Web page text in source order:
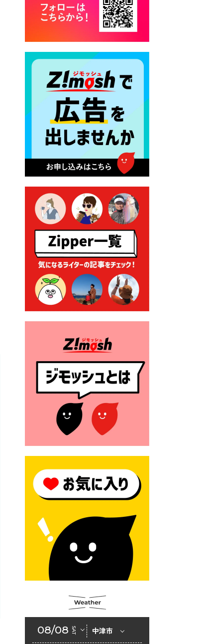
2026年7月22日 令和８年度
「こども文化パスポート事
2026年7月21日 卜仙の郷 お
盆期間の営業時間のお知らせ
2026年7月17日 バス経路検索
のご利用案内
2026年7月10日 台湾伝統音楽
団体 「北埔八音団・楽善軒」
公演開催のお知らせ
ンディング型ふるさと納税の
実施について
2026年7月9日 農地法等に係
る各種申請に係る登記事項証
明書の添付省略について
2026年7月9日 廃食用油の回
収
2026年7月7日 「おゆずりコ
ーナー」について
2026年7月1日 豊前市民プール
一般開放
（令和８年４月１日施行）
格改定
2026年6月23日 公告一覧（市
内業者対象）を更新しまし
2026年6月23日 （一財）豊前
市佐野・則尾育英会奨学生募
2026年6月18日 セアカゴケグ
モにご注意ください！
ェルターの指定
2026年6月10日 令和８年経済
センサス-活動調査
2026年6月9日 令和８年第３
回定例会「一般質問一覧表」
2026年6月5日 新婚世帯の家
2026年6月2日 戸籍に氏名の
振り仮名が記載されます
08/08 SAT 中津市